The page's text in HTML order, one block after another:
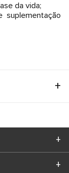
da vida;